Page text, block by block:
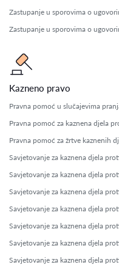
Zastupanje u sporovima o
Zastupanje u sporovima o
Kazneno pravo
Pravna pomoć u slučajevima
Pravna pomoć za kaznena djela
Pravna pomoć za žrtve kaznenih
Savjetovanje za kaznena djela
Savjetovanje za kaznena djela
Savjetovanje za kaznena djela
Savjetovanje za kaznena djela
Savjetovanje za kaznena djela
Savjetovanje za kaznena djela
Savjetovanje za kaznena djela